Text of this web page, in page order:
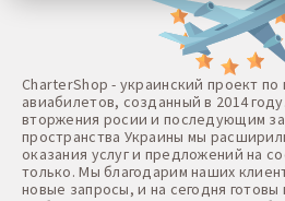
CharterShop - украинский проект
авиабилетов, созданный в 2014
вторжения росии и последующим
пространства Украины мы
оказания услуг и предложений на
только. Мы благодарим наших
новые запросы, и на сегодня